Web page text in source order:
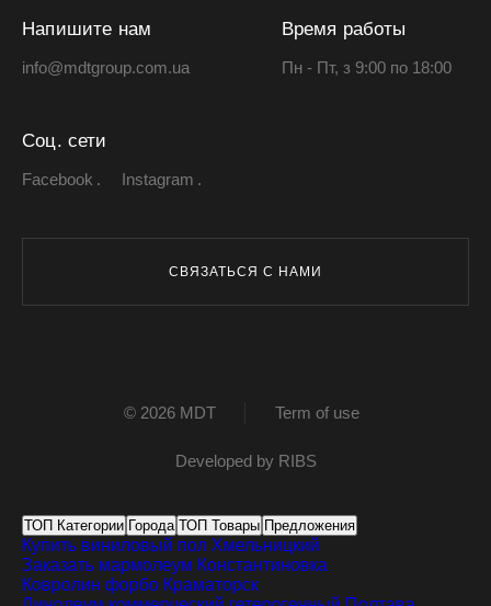
Напишите нам
info@mdtgroup.com.ua
Время работы
Пн - Пт, з 9:00 по 18:00
Соц. сети
Facebook Instagram
СВЯЗАТЬСЯ С НАМИ
© 2026 MDT Term of use
Developed by RIBS
ТОП Категории Города ТОП Товары Предложения
Купить виниловый пол Хмельницкий
Заказать мармолеум Константиновка
Ковролин форбо Краматорск